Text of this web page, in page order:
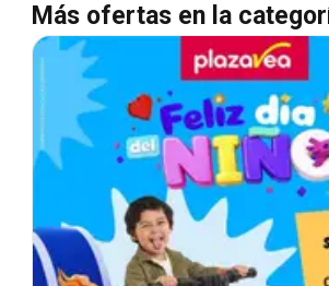
Más ofertas en la